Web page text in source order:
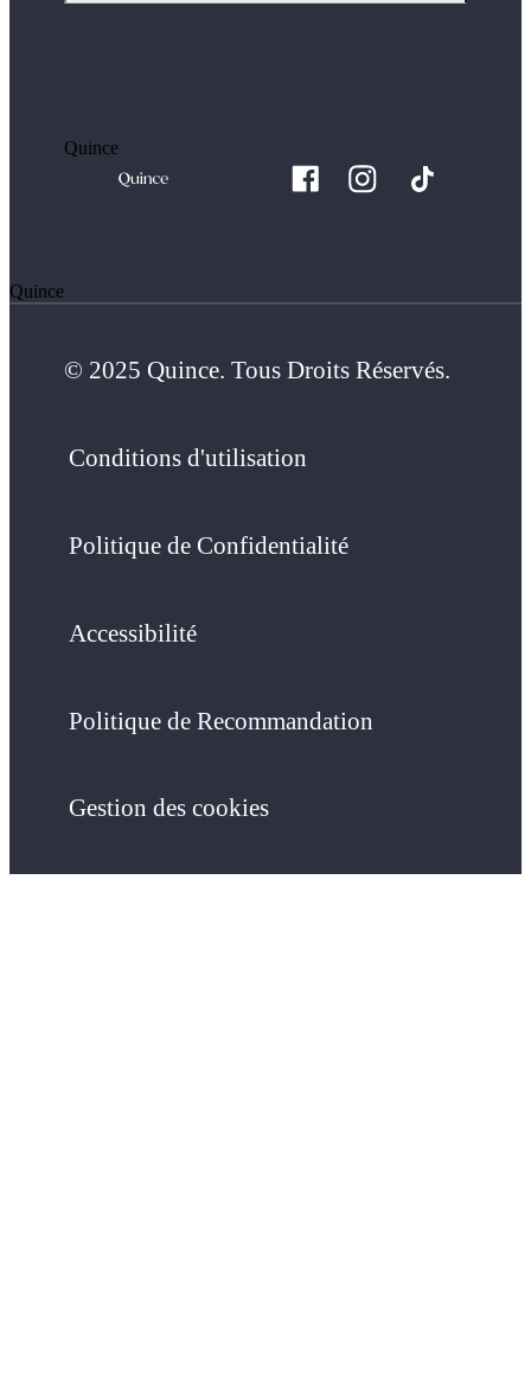
Quince
Quince
© 2025 Quince. Tous Droits Réservés.
Conditions d'utilisation
Politique de Confidentialité
Accessibilité
Politique de Recommandation
Gestion des cookies